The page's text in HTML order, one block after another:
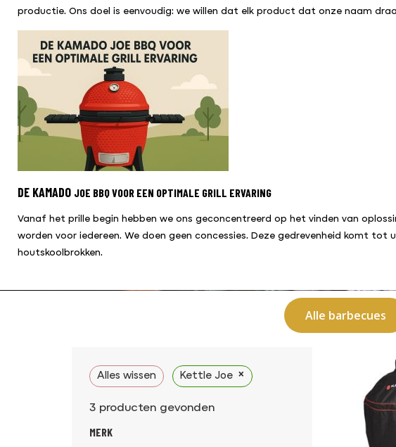
productie. Ons doel is eenvoudig: we willen dat elk product dat onze naam
DE KAMADO JOE BBQ VOOR EEN OPTIMALE GRILL ERVARING
Vanaf het prille begin hebben we ons geconcentreerd op het vinden van
worden voor iedereen. We doen geen concessies. Deze gedrevenheid komt
houtskoolbrokken.
Alle barbecues
Alles wissen Kettle Joe ×
3 producten gevonden
MERK